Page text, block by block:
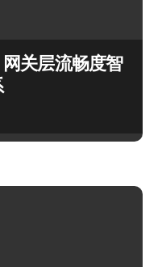
关层流畅度智